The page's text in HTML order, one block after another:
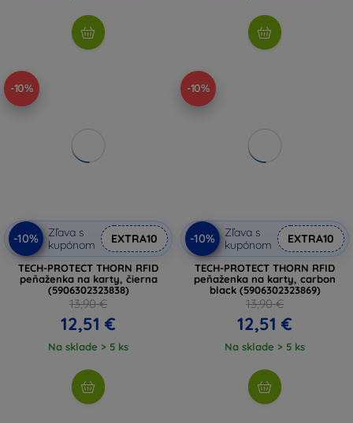
-10%
-10%
Zľava s
kupónom
EXTRA10
TECH-PROTECT THORN RFID
peňaženka na karty, čierna
(5906302323838)
13,90 €
12,51 €
Na sklade > 5 ks
-10%
-10%
Zľava s
kupónom
EXTRA10
TECH-PROTECT THORN RFID
peňaženka na karty, carbon
black (5906302323869)
13,90 €
12,51 €
Na sklade > 5 ks